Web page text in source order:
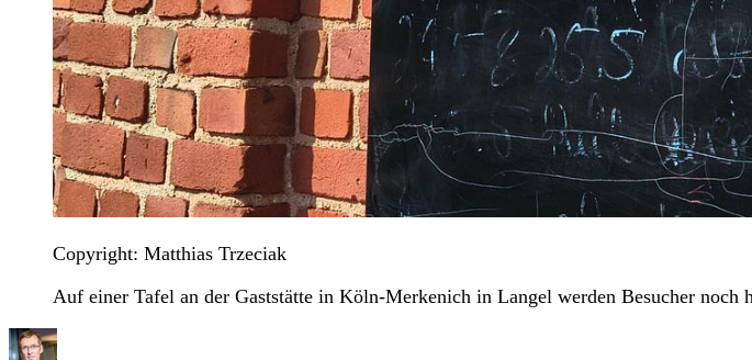
Copyright: Matthias Trzeciak
Auf einer Tafel an der Gaststätte in Köln-Merkenich in Langel werden Besucher noch